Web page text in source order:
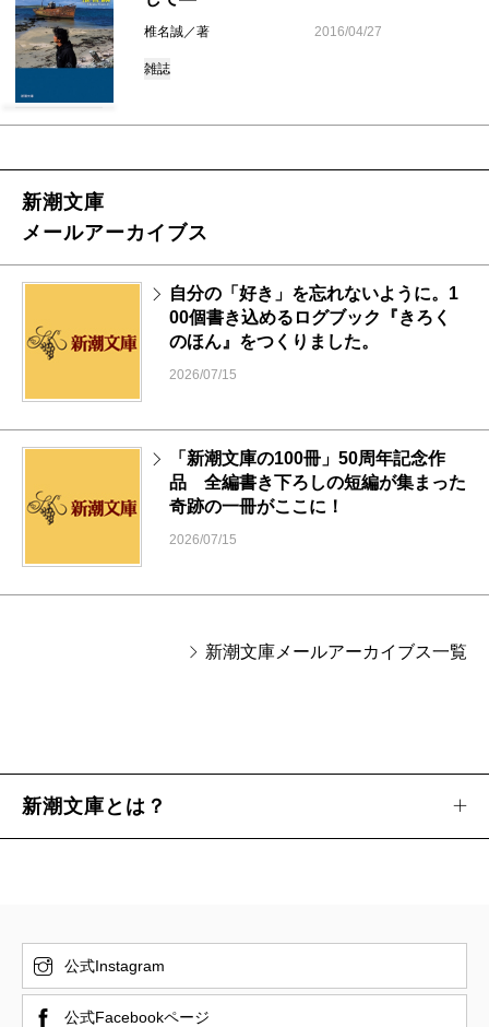
椎名誠／著 2016/04/27
雑誌
新潮文庫
メールアーカイブス
自分の「好き」を忘れないように。1
00個書き込めるログブック『きろく
のほん』をつくりました。
2026/07/15
「新潮文庫の100冊」50周年記念作
品 全編書き下ろしの短編が集まった
奇跡の一冊がここに！
2026/07/15
新潮文庫メールアーカイブス一覧
新潮文庫とは？
公式Instagram
公式Facebookページ